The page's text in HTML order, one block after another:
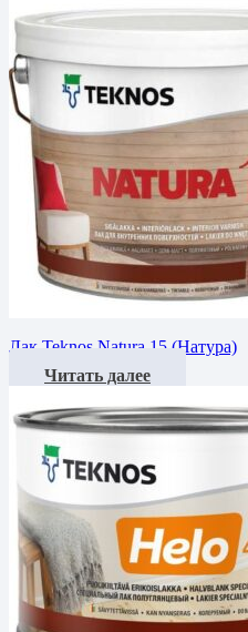
Лак Teknos Natura 15 (Натура)
Читать далее